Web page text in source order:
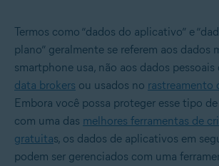
Termos como “dados do aplicativo” e
plano” geralmente se referem aos dados
smartphone usa, não aos dados
data brokers ou usados no rastreamento
Embora você possa proteger esse tipo
com uma das melhores ferramentas de
gratuitas, os dados de aplicativos em
podem ser gerenciados com uma